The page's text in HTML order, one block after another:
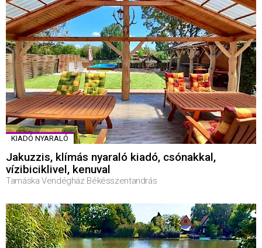
KIADÓ NYARALÓ
Jakuzzis, klímás nyaraló kiadó, csónakkal,
vízibiciklivel, kenuval
Tamáska Vendégház Békésszentandrás